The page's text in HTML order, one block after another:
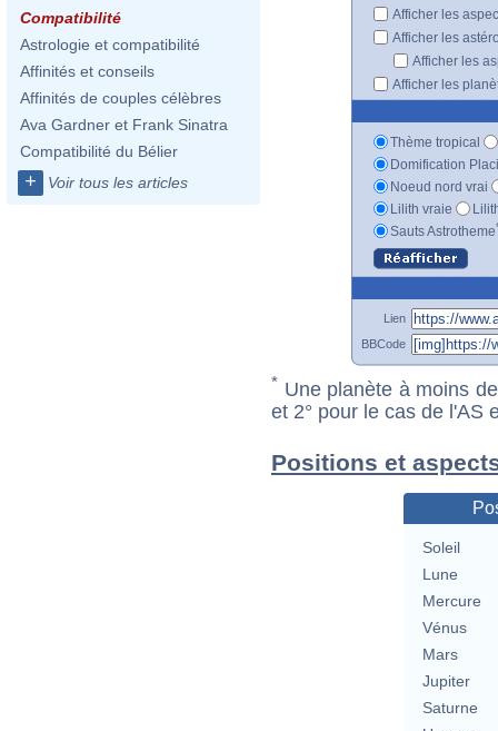
Compatibilité
Astrologie et compatibilité
Affinités et conseils
Affinités de couples célèbres
Ava Gardner et Frank Sinatra
Compatibilité du Bélier
+ Voir tous les articles
Afficher les
Afficher les
Afficher les
Afficher les
Thème tropical
Domification
Noeud nord vrai
Lilith vraie
Sauts Astrotheme
Lien
BBCode
* Une planète à moins
et 2° pour le cas de l'AS
Positions et
Soleil
Lune
Mercure
Vénus
Mars
Jupiter
Saturne